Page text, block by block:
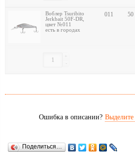
Воблер Tsuribito
Jerkbait 50F-DR,
цвет №011
есть в городах
011 50
-
+
Ошибка в описании?
Поделиться…